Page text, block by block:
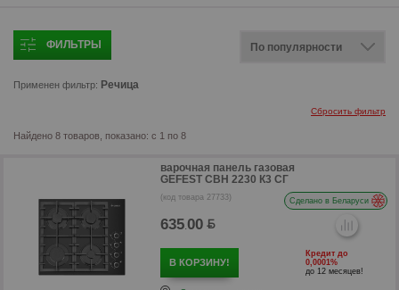
ФИЛЬТРЫ
Применен фильтр: Речица
Сбросить фильтр
Найдено 8 товаров, показано: с 1 по 8
варочная панель газовая
GEFEST СВН 2230 К3 СГ
(код товара 27733) Сделано в Беларуси
635.00
В КОРЗИНУ!
Кредит до
0,0001%
до 12 месяцев!